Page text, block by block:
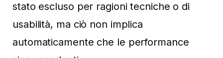
stato escluso per ragioni tecniche o di
usabilità, ma ciò non implica
automaticamente che le performance